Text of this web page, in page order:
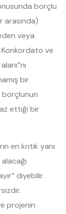
borçlu
arasında)
veya
Konkordato ve
bir
borçlunun
ettiği bir
en kritik yanı
diyebilir.
projenin